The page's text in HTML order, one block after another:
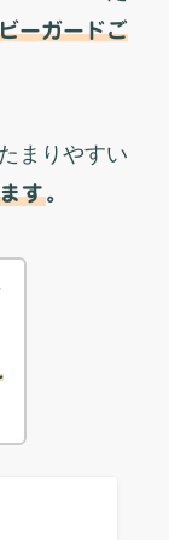
ーガードご
まりやすい
す。